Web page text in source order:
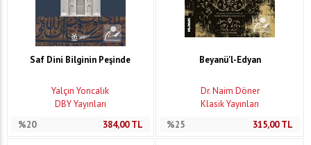
Saf Dini Bilginin Peşinde
Yalçın Yoncalık
DBY Yayınları
%20
384,00TL
Beyanü'l-Edyan
Dr. Naim Döner
Klasik Yayınları
%25
315,00TL